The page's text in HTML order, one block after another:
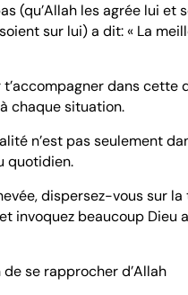
(qu’Allah les agrée lui
sur lui) a dit: « La
dans cette
chaque situation.
n’est pas seulement
quotidien.
dispersez-vous sur
invoquez beaucoup Dieu
se rapprocher d’Allah